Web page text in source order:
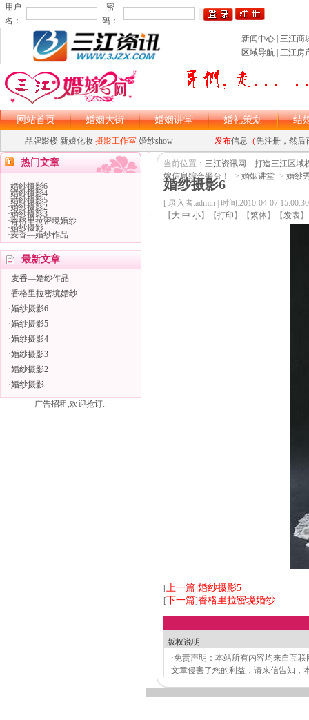
用户
名：
密
码：
新闻中心 三江商
区域导航 三江房
网站首页 婚姻大街 婚姻讲堂 婚礼策划 结
品牌影楼 新娘化妆 摄影工作室 婚纱show 发布信息 （ 先注册，然后
热门文章
·婚纱摄影6
·婚纱摄影4
·婚纱摄影5
·婚纱摄影2
·婚纱摄影3
·香格里拉密境婚纱
·婚纱摄影
·麦香—婚纱作品
最新文章
·麦香—婚纱作品
·香格里拉密境婚纱
·婚纱摄影6
·婚纱摄影5
·婚纱摄影4
·婚纱摄影3
·婚纱摄影2
·婚纱摄影
广告招租,欢迎抢订..
当前位置： 三江资讯网－打造三江区域
嫁信息综合平台！ -> 婚姻讲堂 -> 婚纱
婚纱摄影6
[ 录入者:admin | 时间:2010-04-07
【 大 中 小】【打印 】 【繁体】【发表
[上一篇]婚纱摄影5
[下一篇]香格里拉密境婚纱
版权说明
·免责声明：本站所有内容均来自互
文章侵害了您的利益，请来信告知，
asp大马 asp木马
asp木马